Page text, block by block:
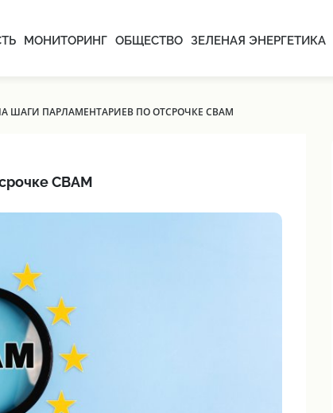
МОНИТОРИНГ ОБЩЕСТВО ЗЕЛЕНАЯ ЭНЕРГЕТИКА
ШАГИ ПАРЛАМЕНТАРИЕВ ПО ОТСРОЧКЕ СВАМ
СВАМ